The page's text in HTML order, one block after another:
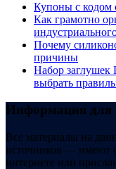
Купоны c кодом
Как грамотно
Почему
причины
Набор
выбрать
Информация для
Все материалы на
источников — имеют
интернете или